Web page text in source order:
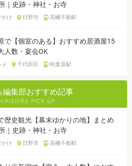
｜史跡・神社・お寺
かけ 日野市 高幡不動駅
で【個室のある】おすすめ居酒屋15
人数・宴会OK
メ 千代田区 秋葉原駅
編集部おすすめ記事
歴史観光【幕末ゆかりの地】まとめ
｜史跡・神社・お寺
かけ 日野市 高幡不動駅